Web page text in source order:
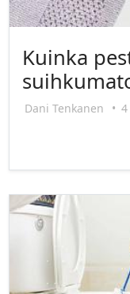
Kuinka
Dani Tenkanen •